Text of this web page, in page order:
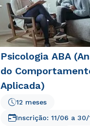
Psicologia ABA
do
Aplicada)
12 meses
Inscrição:11/06 a 30/